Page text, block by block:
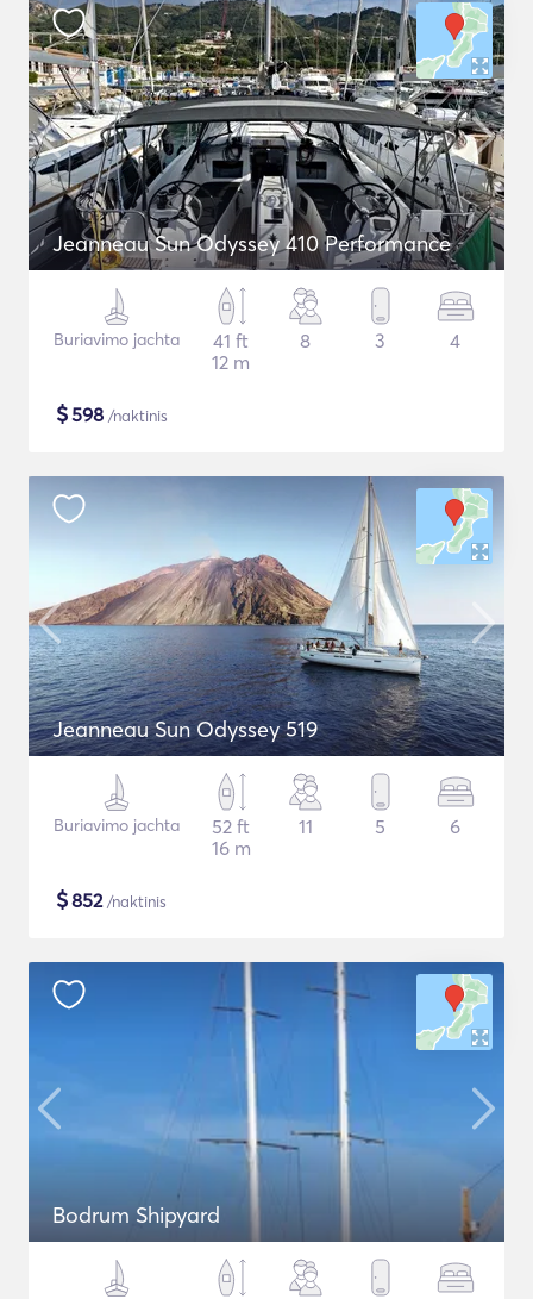
Jeanneau Sun Odyssey 410 Performance
Buriavimo jachta
41 ft
12 m
8 3 4
$598 /naktinis
Jeanneau Sun Odyssey 519
Buriavimo jachta
52 ft
16 m
11 5 6
$852/naktinis
Bodrum Shipyard